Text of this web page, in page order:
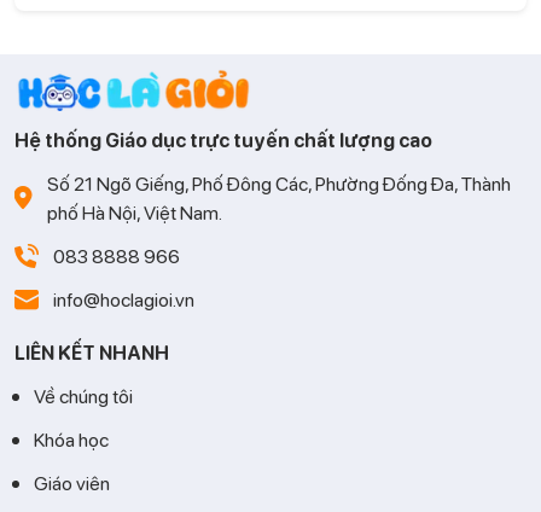
là Giỏi tìm hiểu những phương pháp học hiệu quả giúp con
tiếp thu nhanh và học Toán tự tin hơn.
Hệ thống Giáo dục trực tuyến chất lượng cao
Số 21 Ngõ Giếng, Phố Đông Các, Phường Đống Đa, Thành
phố Hà Nội, Việt Nam.
083 8888 966
info@hoclagioi.vn
LIÊN KẾT NHANH
Về chúng tôi
Khóa học
Giáo viên